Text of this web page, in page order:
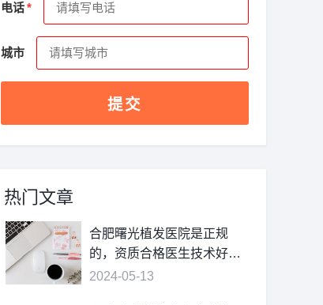
电话
城市
提交
热门文章
合肥曙光植发医院是正规
的，资质合格医生技术好价
格不贵
2024-05-13